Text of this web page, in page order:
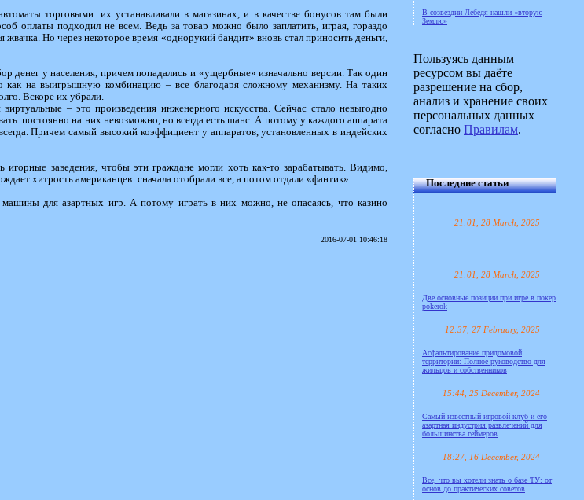
торговыми: их устанавливали в магазинах, и в качестве бонусов там были
оплаты подходил не всем. Ведь за товар можно было заплатить, играя, гораздо
Но через некоторое время «однорукий бандит» вновь стал приносить деньги,
денег у населения, причем попадались и «ущербные» изначально версии. Так один
как на выигрышную комбинацию – все благодаря сложному механизму. На таких
Вскоре их убрали.
– это произведения инженерного искусства. Сейчас стало невыгодно
постоянно на них невозможно, но всегда есть шанс. А потому у каждого аппарата
Причем самый высокий коэффициент у аппаратов, установленных в индейских
заведения, чтобы эти граждане могли хоть как-то зарабатывать. Видимо,
хитрость американцев: сначала отобрали все, а потом отдали «фантик».
для азартных игр. А потому играть в них можно, не опасаясь, что казино
2016-07-01 10:46:18
В созвездии Лебедя нашли «вторую
Землю»
Пользуясь данным
ресурсом вы даёте
разрешение на сбор,
анализ и хранение своих
персональных данных
согласно Правилам.
Последние статьи
21:01, 28 March, 2025
21:01, 28 March, 2025
Две основные позиции при игре в покер
pokerok
12:37, 27 February, 2025
Асфальтирование придомовой
территории: Полное руководство для
жильцов и собственников
15:44, 25 December, 2024
Самый известный игровой клуб и его
азартная индустрия развлечений для
большинства геймеров
18:27, 16 December, 2024
Все, что вы хотели знать о базе ТУ: от
основ до практических советов